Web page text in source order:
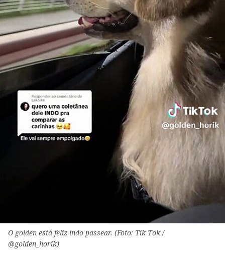
O golden está feliz indo passear. (Foto: Tik Tok /
@golden_horik)